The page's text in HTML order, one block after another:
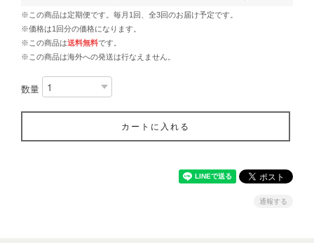
※この商品は定期便です。毎月1回、全3回のお届け予定です。
※価格は1回分の価格になります。
※この商品は送料無料です。
※この商品は海外への発送は行なえません。
数量
カートに入れる
通報する